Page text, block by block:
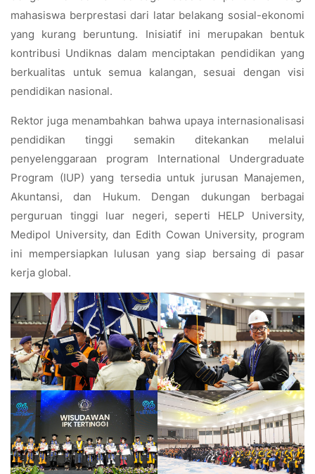
mahasiswa berprestasi dari latar belakang sosial-ekonomi
yang kurang beruntung. Inisiatif ini merupakan bentuk
kontribusi Undiknas dalam menciptakan pendidikan yang
berkualitas untuk semua kalangan, sesuai dengan visi
pendidikan nasional.
Rektor juga menambahkan bahwa upaya internasionalisasi
pendidikan tinggi semakin ditekankan melalui
penyelenggaraan program International Undergraduate
Program (IUP) yang tersedia untuk jurusan Manajemen,
Akuntansi, dan Hukum. Dengan dukungan berbagai
perguruan tinggi luar negeri, seperti HELP University,
Medipol University, dan Edith Cowan University, program
ini mempersiapkan lulusan yang siap bersaing di pasar
kerja global.